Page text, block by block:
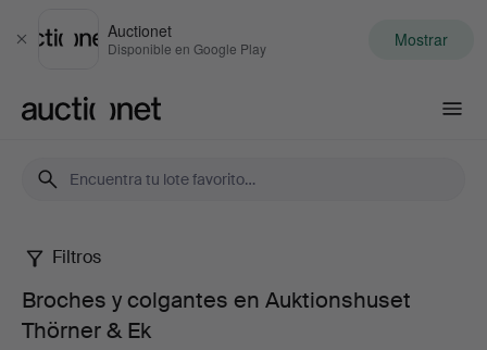
Cerrar
Auctionet
Disponible en Google Play Mostrar
Broches
Filtros
Broches y colgantes en Auktionshuset
Thörner & Ek